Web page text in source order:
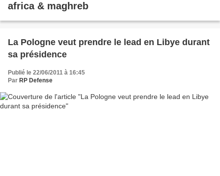
africa & maghreb
La Pologne veut prendre le lead en Libye durant
sa présidence
Publié le 22/06/2011 à 16:45
Par RP Defense